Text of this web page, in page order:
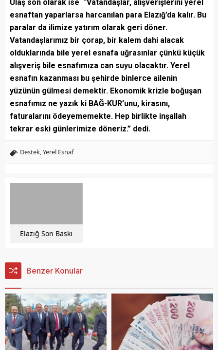
Ulaş son olarak ise “Vatandaşlar, alışverişlerini yerel
esnaftan yaparlarsa harcanılan para Elazığ’da kalır. Bu
paralar da ilimize yatırım olarak geri döner.
Vatandaşlarımız bir çorap, bir kalem dahi alacak
olduklarında bile yerel esnafa uğrasınlar çünkü küçük
alışveriş bile esnafımıza can suyu olacaktır. Yerel
esnafın kazanması bu şehirde binlerce ailenin
yüzünün gülmesi demektir. Ekonomik krizle boğuşan
esnafımız ne yazık ki BAĞ-KUR’unu, kirasını,
faturalarını ödeyememekte. Hep birlikte inşallah
tekrar eski günlerimize döneriz.” dedi.
Destek,Yerel Esnaf
Elazığ Son Baskı
Benzer Konular